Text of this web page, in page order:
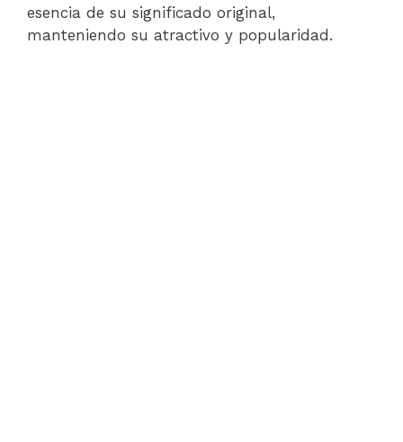
esencia de su significado original,
manteniendo su atractivo y popularidad.